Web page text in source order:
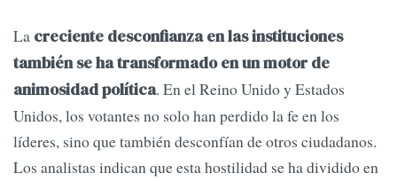
La creciente desconfianza en las instituciones
también se ha transformado en un motor de
animosidad política. En el Reino Unido y Estados
Unidos, los votantes no solo han perdido la fe en los
líderes, sino que también desconfían de otros ciudadanos.
Los analistas indican que esta hostilidad se ha dividido en